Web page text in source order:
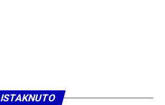
ISTAKNUTO